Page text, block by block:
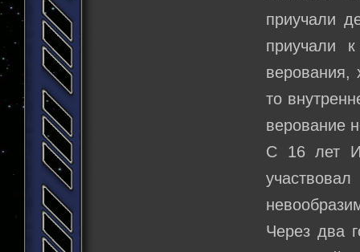
приучали
приучали
верования,
то
верование
С 16 лет
Через два